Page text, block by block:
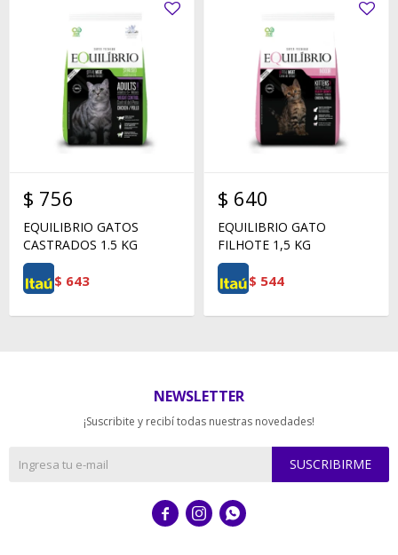
$ 756
EQUILIBRIO GATOS
CASTRADOS 1.5 KG
$ 643
$ 640
EQUILIBRIO GATO
FILHOTE 1,5 KG
$ 544
NEWSLETTER
¡Suscribite y recibí todas nuestras novedades!
SUSCRIBIRME
  